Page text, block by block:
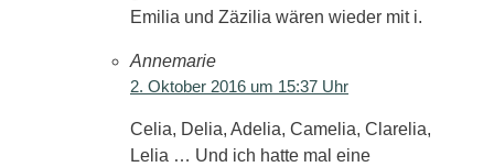
Emilia und Zäzilia wären wieder mit i.
Annemarie
2. Oktober 2016 um 15:37 Uhr
Celia, Delia, Adelia, Camelia, Clarelia,
Lelia … Und ich hatte mal eine